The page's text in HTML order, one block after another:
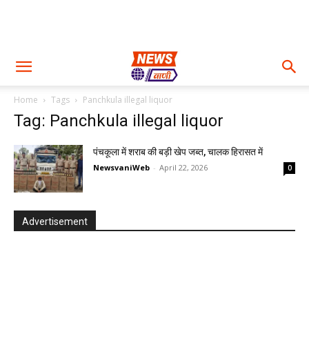
Home Tags Panchkula illegal liquor
Tag: Panchkula illegal liquor
पंचकूला में शराब की बड़ी खेप जब्त, चालक हिरासत में
NewsvaniWeb - April 22, 2026 0
Advertisement